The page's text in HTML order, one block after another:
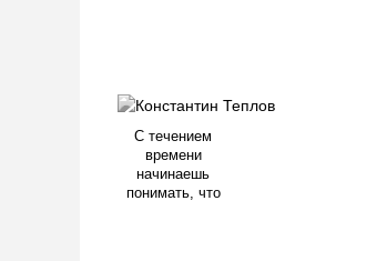
С течением
времени
начинаешь
понимать, что